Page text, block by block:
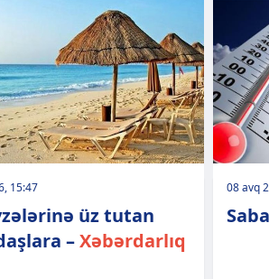
15:47
üz tutan
–Xəbərdarlıq
08 avq